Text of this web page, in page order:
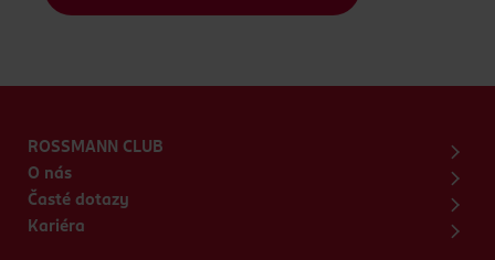
ROSSMANN CLUB
O nás
Časté dotazy
Kariéra